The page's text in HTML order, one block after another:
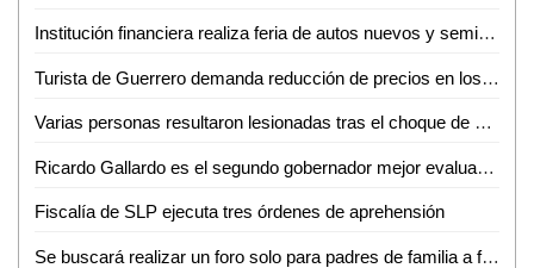
Institución financiera realiza feria de autos nuevos y seminuevos en Ciudad Valles
Turista de Guerrero demanda reducción de precios en los parajes turísticos de Tamasopo
Varias personas resultaron lesionadas tras el choque de un transporte de personal y un tráiler
Ricardo Gallardo es el segundo gobernador mejor evaluado de México
Fiscalía de SLP ejecuta tres órdenes de aprehensión
Se buscará realizar un foro solo para padres de familia a fin de erradicar la violencia en los hogares: Romeo Aguilar